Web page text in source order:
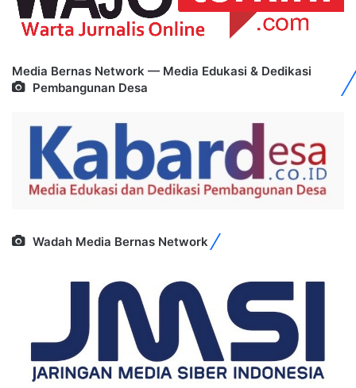
Media Bernas Network — Media Edukasi & Dedikasi
Pembangunan Desa
Wadah Media Bernas Network